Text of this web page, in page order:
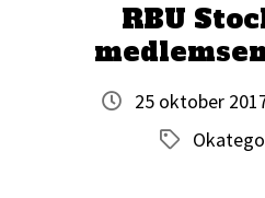
RBU
25 oktober